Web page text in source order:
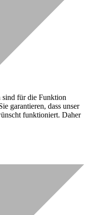
sind für die Funktion
garantieren, dass unser
funktioniert. Daher